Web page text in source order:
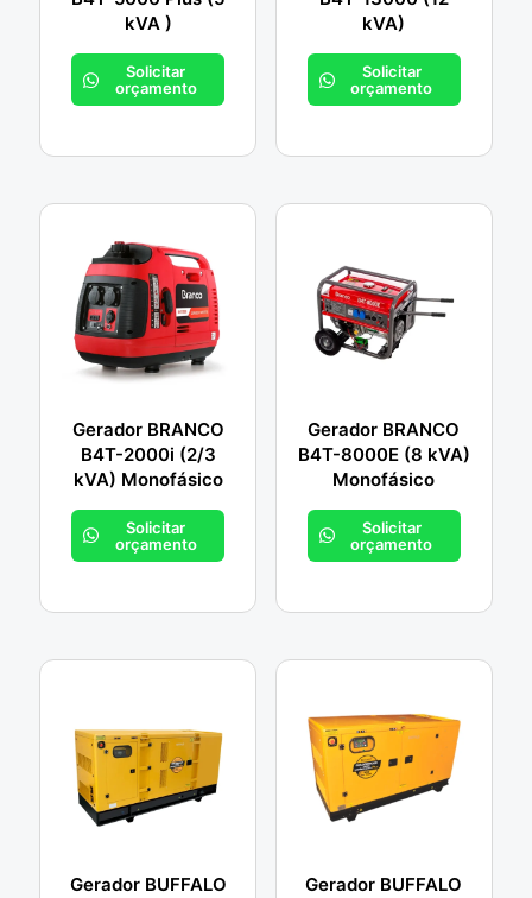
kVA )
Solicitar
orçamento
kVA)
Solicitar
orçamento
Gerador BRANCO
B4T-2000i (2/3
kVA) Monofásico
Solicitar
orçamento
Gerador BRANCO
B4T-8000E (8 kVA)
Monofásico
Solicitar
orçamento
Gerador BUFFALO
Gerador BUFFALO